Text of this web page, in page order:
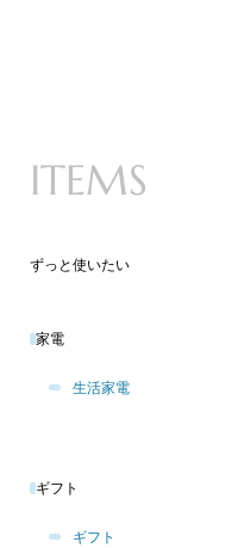
ITEMS
ずっと使いたい
家電
生活家電
ギフト
ギフト